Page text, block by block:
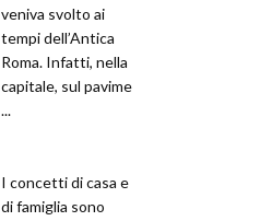
veniva svolto ai
tempi dell’Antica
Roma. Infatti, nella
capitale, sul pavime
...
I concetti di casa e
di famiglia sono